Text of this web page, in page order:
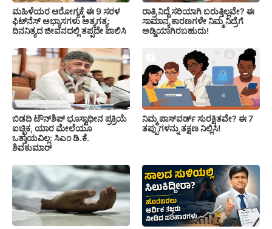
ಮಹಿಳೆಯರ ಆರೋಗ್ಯಕ್ಕೆ ಈ 9 ಸರಳ
ಫಿಟ್‌ನೆಸ್‌ ಅಭ್ಯಾಸಗಳು ಅತ್ಯಗತ್ಯ:
ದಿನನಿತ್ಯದ ಜೀವನದಲ್ಲಿ ತಪ್ಪದೇ ಪಾಲಿಸಿ
ರಾತ್ರಿ ನಿದ್ದೆ ಸರಿಯಾಗಿ ಬರುತ್ತಿಲ್ಲವೇ? ಈ
ಸಾಮಾನ್ಯ ಕಾರಣಗಳೇ ನಿಮ್ಮ ನಿದ್ರೆಗೆ
ಅಡ್ಡಿಯಾಗಿರಬಹುದು!
ಬಿಡದಿ ಟೌನ್‌ಶಿಪ್‌ ಭೂಸ್ವಾಧೀನ ಪ್ರಕ್ರಿಯೆ
ಐಚ್ಛಿಕ, ಯಾರ ಮೇಲೆಯೂ
ಒತ್ತಾಯವಿಲ್ಲ: ಸಿಎಂ ಡಿ.ಕೆ.
ಶಿವಕುಮಾರ್
ನಿಮ್ಮ ಪಾಸ್‌ವರ್ಡ್ ಸುರಕ್ಷಿತವೇ? ಈ 7
ತಪ್ಪುಗಳನ್ನು ತಕ್ಷಣ ನಿಲ್ಲಿಸಿ!